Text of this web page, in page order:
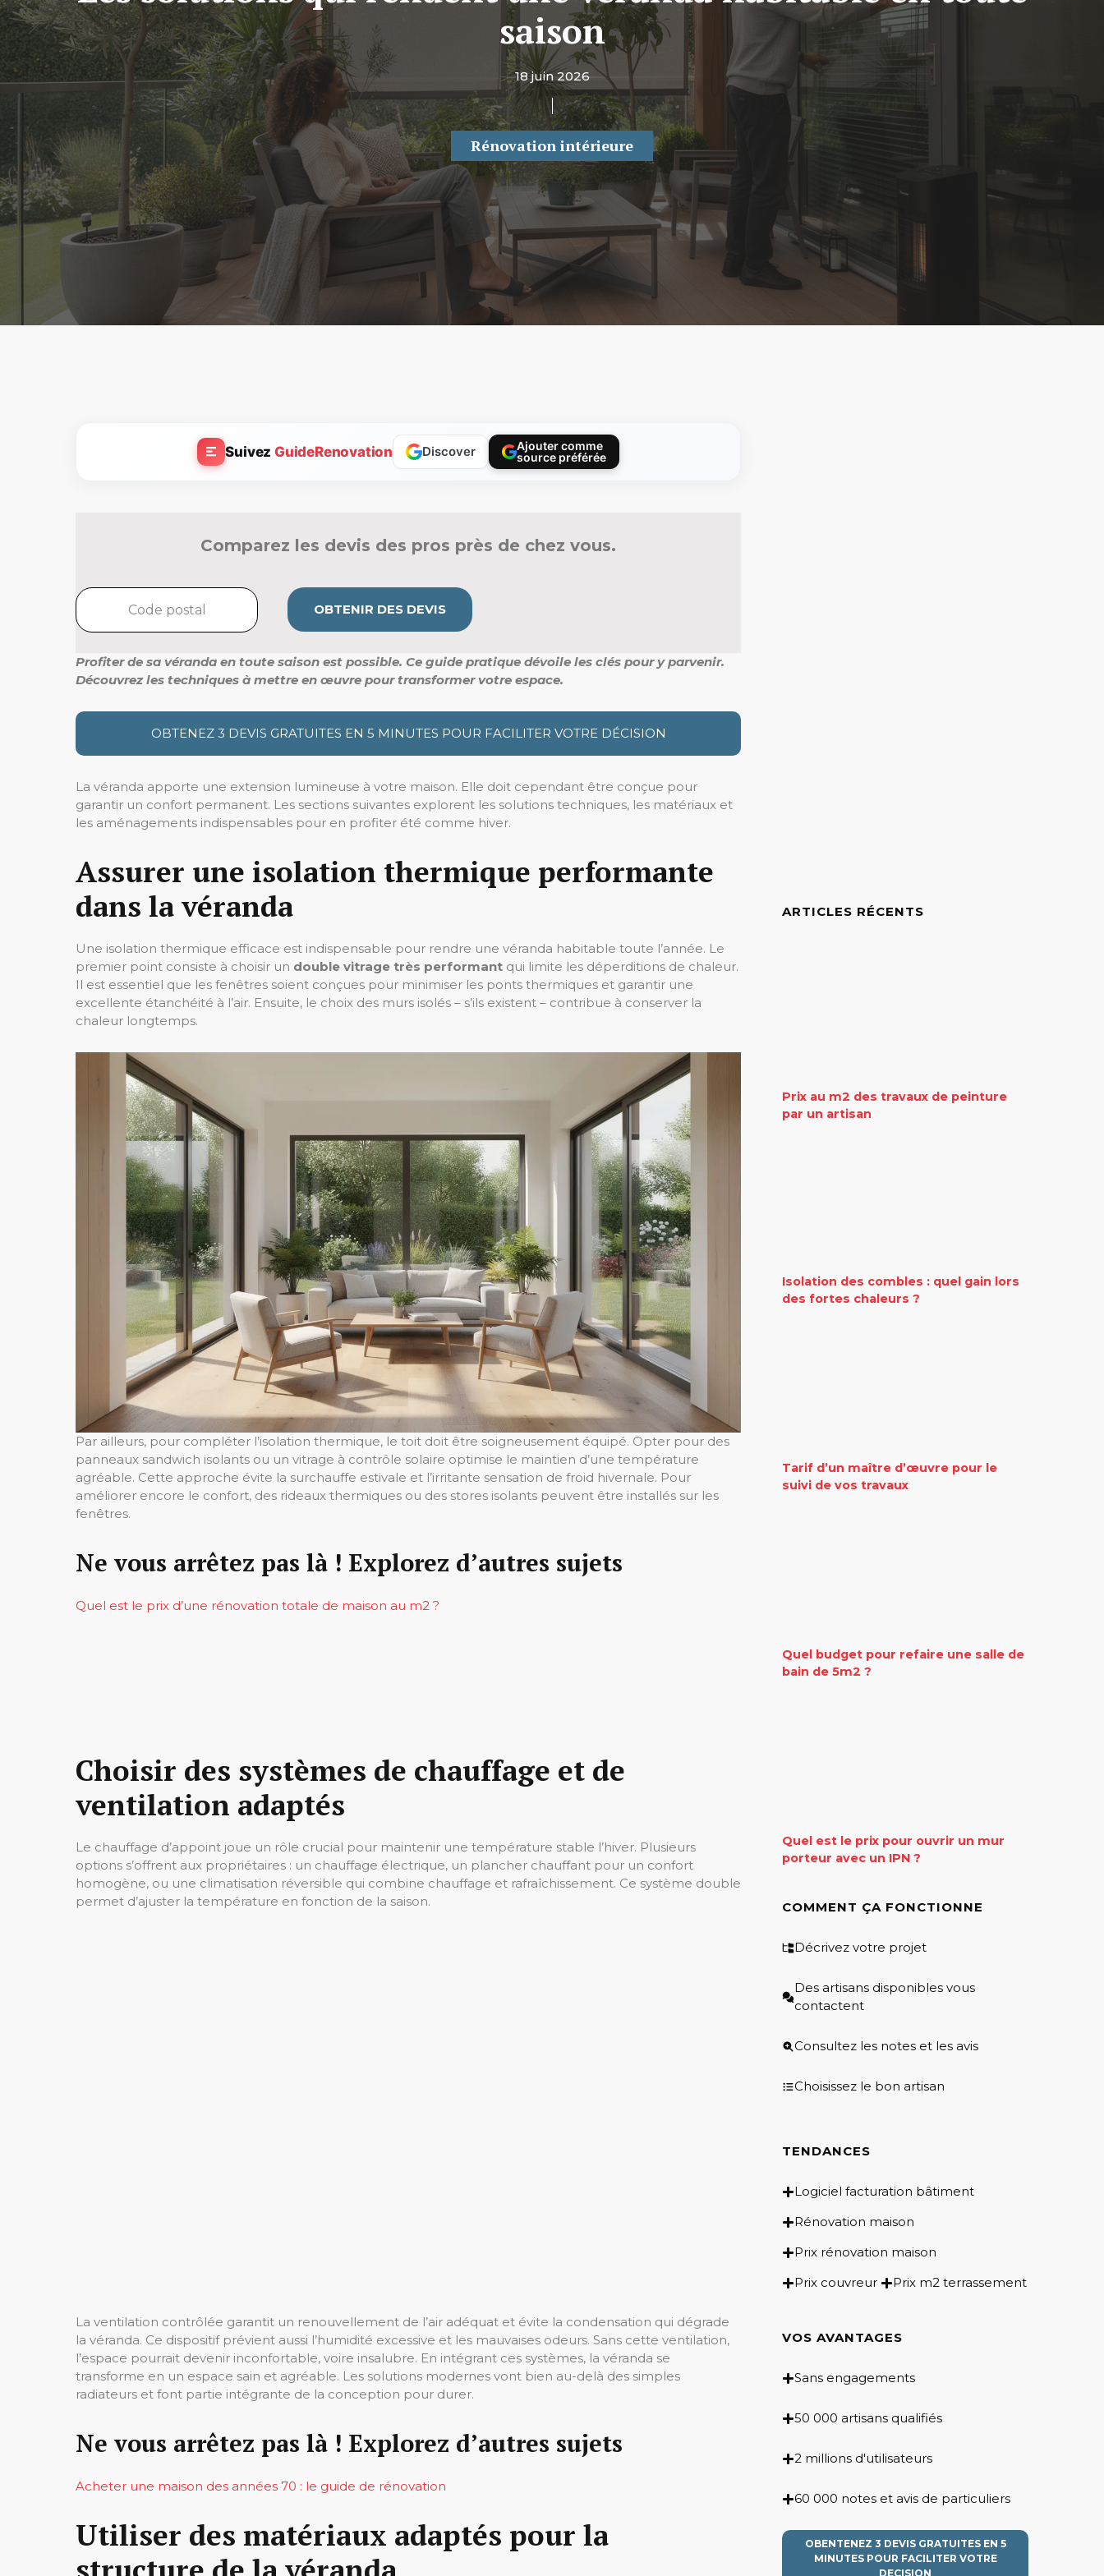
saison
18 juin 2026
Rénovation intérieure
SuivezGuideRenovation Discover
Ajouter comme
source préférée
Comparez les devis des pros près de chez vous.
OBTENIR DES DEVIS
Profiter de sa véranda en toute saison est possible. Ce guide pratique dévoile les clés pour y parvenir.
Découvrez les techniques à mettre en œuvre pour transformer votre espace.
OBTENEZ 3 DEVIS GRATUITES EN 5 MINUTES POUR FACILITER VOTRE DÉCISION
La véranda apporte une extension lumineuse à votre maison. Elle doit cependant être conçue pour
garantir un confort permanent. Les sections suivantes explorent les solutions techniques, les matériaux et
les aménagements indispensables pour en profiter été comme hiver.
Assurer une isolation thermique performante
dans la véranda
Une isolation thermique efficace est indispensable pour rendre une véranda habitable toute l’année. Le
premier point consiste à choisir un double vitrage très performant qui limite les déperditions de chaleur.
Il est essentiel que les fenêtres soient conçues pour minimiser les ponts thermiques et garantir une
excellente étanchéité à l’air. Ensuite, le choix des murs isolés – s’ils existent – contribue à conserver la
chaleur longtemps.
Par ailleurs, pour compléter l’isolation thermique, le toit doit être soigneusement équipé. Opter pour des
panneaux sandwich isolants ou un vitrage à contrôle solaire optimise le maintien d’une température
agréable. Cette approche évite la surchauffe estivale et l’irritante sensation de froid hivernale. Pour
améliorer encore le confort, des rideaux thermiques ou des stores isolants peuvent être installés sur les
fenêtres.
Ne vous arrêtez pas là ! Explorez d’autres sujets
Quel est le prix d’une rénovation totale de maison au m2 ?
Choisir des systèmes de chauffage et de
ventilation adaptés
Le chauffage d’appoint joue un rôle crucial pour maintenir une température stable l’hiver. Plusieurs
options s’offrent aux propriétaires : un chauffage électrique, un plancher chauffant pour un confort
homogène, ou une climatisation réversible qui combine chauffage et rafraîchissement. Ce système double
permet d’ajuster la température en fonction de la saison.
La ventilation contrôlée garantit un renouvellement de l’air adéquat et évite la condensation qui dégrade
la véranda. Ce dispositif prévient aussi l’humidité excessive et les mauvaises odeurs. Sans cette ventilation,
l’espace pourrait devenir inconfortable, voire insalubre. En intégrant ces systèmes, la véranda se
transforme en un espace sain et agréable. Les solutions modernes vont bien au-delà des simples
radiateurs et font partie intégrante de la conception pour durer.
Ne vous arrêtez pas là ! Explorez d’autres sujets
Acheter une maison des années 70 : le guide de rénovation
Utiliser des matériaux adaptés pour la
ARTICLES RÉCENTS
Prix au m2 des travaux de peinture
par un artisan
Isolation des combles : quel gain lors
des fortes chaleurs ?
Tarif d’un maître d’œuvre pour le
suivi de vos travaux
Quel budget pour refaire une salle de
bain de 5m2 ?
Quel est le prix pour ouvrir un mur
porteur avec un IPN ?
COMMENT ÇA FONCTIONNE
Décrivez votre projet
Des artisans disponibles vous
contactent
Consultez les notes et les avis
Choisissez le bon artisan
TENDANCES
Logiciel facturation bâtiment
Rénovation maison
Prix rénovation maison
Prix couvreur
Prix m2 terrassement
VOS AVANTAGES
Sans engagements
50 000 artisans qualifiés
2 millions d'utilisateurs
60 000 notes et avis de particuliers
OBENTENEZ 3 DEVIS GRATUITES EN 5
MINUTES POUR FACILITER VOTRE
DECISION